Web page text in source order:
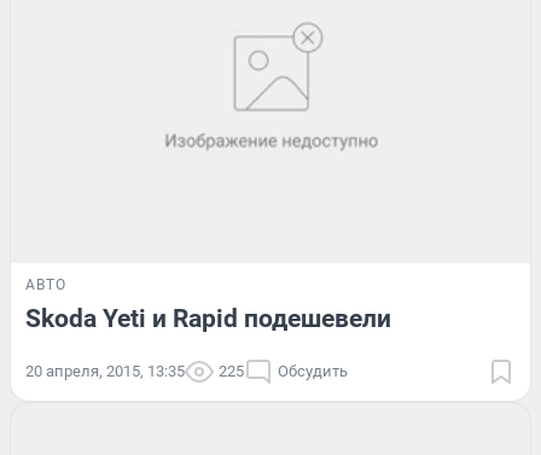
АВТО
Skoda Yeti и Rapid подешевели
20 апреля, 2015, 13:35 225 Обсудить